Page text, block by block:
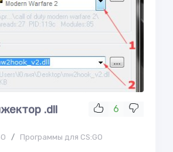
6
.dll
/ Программы для CS:GO